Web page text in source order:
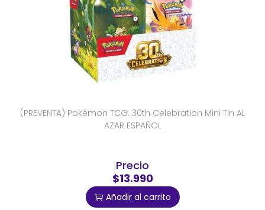
(PREVENTA) Pokémon TCG: 30th Celebration Mini Tin AL
AZAR ESPAÑOL
Precio
$13.990
Añadir al carrito